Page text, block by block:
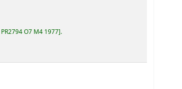
PR2794 O7 M4 1977 .